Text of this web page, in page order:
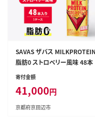
SAVAS ザバス MILKPROTEIN
脂肪0 ストロベリー風味 48本
寄付金額
41,000円
京都府京田辺市